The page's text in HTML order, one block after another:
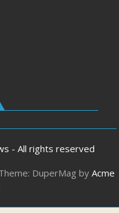
- All rights reserved
DuperMag by Acme